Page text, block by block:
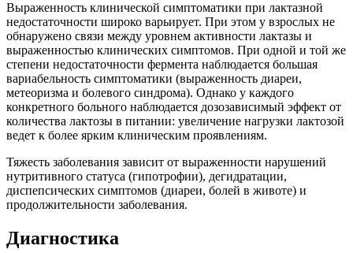
Выраженность клинической симптоматики при лактазной
недостаточности широко варьирует. При этом у взрослых не
обнаружено связи между уровнем активности лактазы и
выраженностью клинических симптомов. При одной и той же
степени недостаточности фермента наблюдается большая
вариабельность симптоматики (выраженность диареи,
метеоризма и болевого синдрома). Однако у каждого
конкретного больного наблюдается дозозависимый эффект от
количества лактозы в питании: увеличение нагрузки лактозой
ведет к более ярким клиническим проявлениям.
Тяжесть заболевания зависит от выраженности нарушений
нутритивного статуса (гипотрофии), дегидратации,
диспепсических симптомов (диареи, болей в животе) и
продолжительности заболевания.
Диагностика